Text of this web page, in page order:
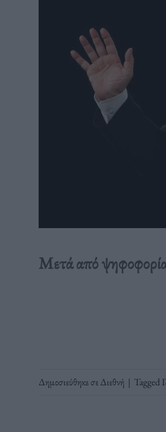
Μετά από
Δημοσιεύθηκε σεΔιεθνή | Tagged